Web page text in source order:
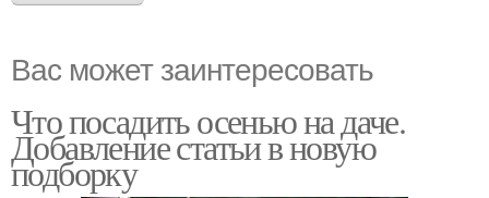
Вас может заинтересовать
Что посадить осенью на даче.
Добавление статьи в новую
подборку